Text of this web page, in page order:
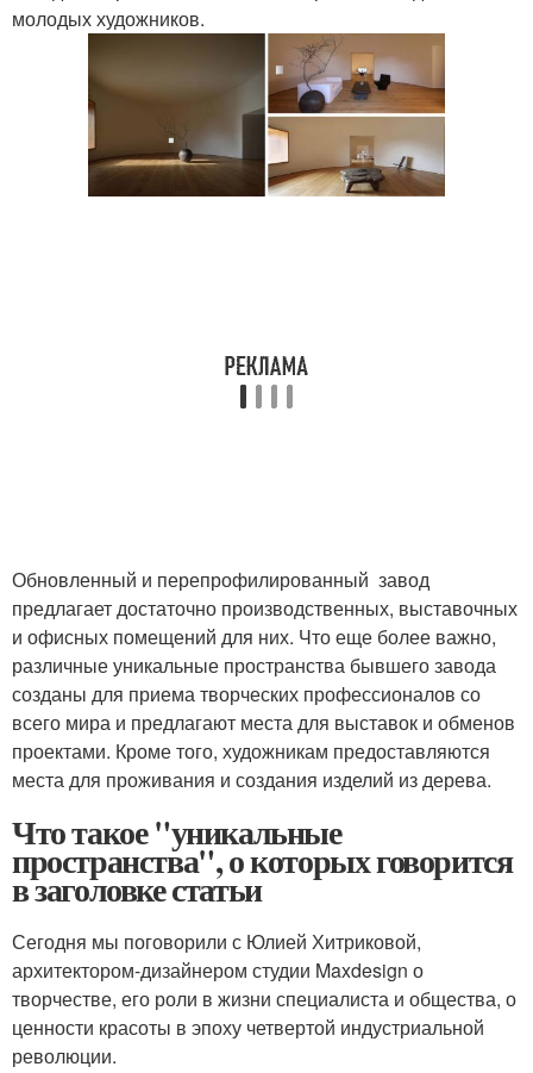
молодых художников.
Обновленный и перепрофилированный завод
предлагает достаточно производственных, выставочных
и офисных помещений для них. Что еще более важно,
различные уникальные пространства бывшего завода
созданы для приема творческих профессионалов со
всего мира и предлагают места для выставок и обменов
проектами. Кроме того, художникам предоставляются
места для проживания и создания изделий из дерева.
Что такое "уникальные
пространства", о которых говорится
в заголовке статьи
Сегодня мы поговорили с Юлией Хитриковой,
архитектором-дизайнером студии Maxdesign о
творчестве, его роли в жизни специалиста и общества, о
ценности красоты в эпоху четвертой индустриальной
революции.